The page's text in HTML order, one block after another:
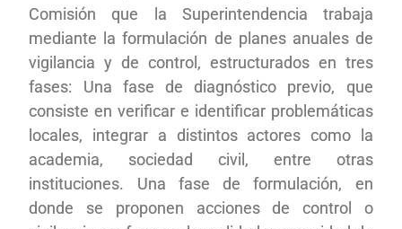
Comisión que la Superintendencia trabaja
mediante la formulación de planes anuales de
vigilancia y de control, estructurados en tres
fases: Una fase de diagnóstico previo, que
consiste en verificar e identificar problemáticas
locales, integrar a distintos actores como la
academia, sociedad civil, entre otras
instituciones. Una fase de formulación, en
donde se proponen acciones de control o